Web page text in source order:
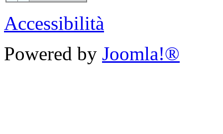
Accessibilità
Powered by Joomla!®